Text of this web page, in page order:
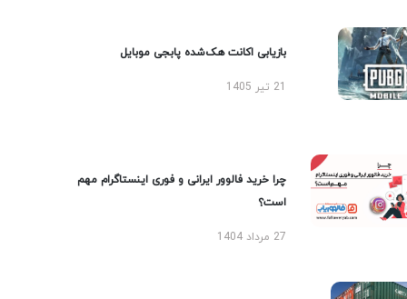
بازیابی اکانت هک‌شده پابجی موبایل
چرا خرید فالوور ایرانی و فوری اینستاگرام مهم
است؟
27 مرداد 1404